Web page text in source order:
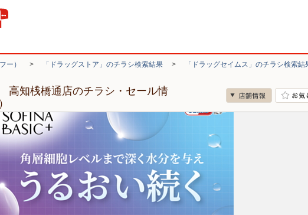
ー） > 「ドラッグストア」のチラシ検索結果 > 「ドラッグセイムス」のチラシ検索結
高知桟橋通店のチラシ・セール情